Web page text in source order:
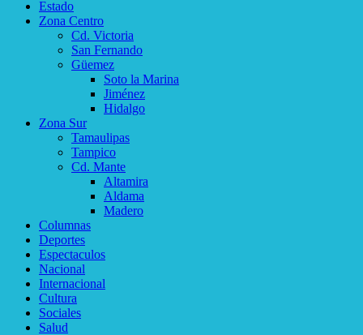
Estado
Zona Centro
Cd. Victoria
San Fernando
Güemez
Soto la Marina
Jiménez
Hidalgo
Zona Sur
Tamaulipas
Tampico
Cd. Mante
Altamira
Aldama
Madero
Columnas
Deportes
Espectaculos
Nacional
Internacional
Cultura
Sociales
Salud